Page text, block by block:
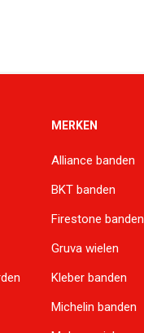
MERKEN
Alliance banden
BKT banden
Firestone banden
Gruva wielen
Kleber banden
Michelin banden